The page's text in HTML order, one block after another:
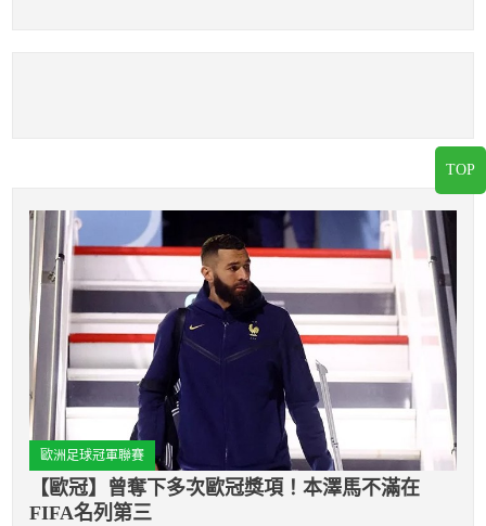
歐洲足球冠軍聯賽
【歐冠】曾奪下多次歐冠獎項！本澤馬不滿在
FIFA名列第三
TOP